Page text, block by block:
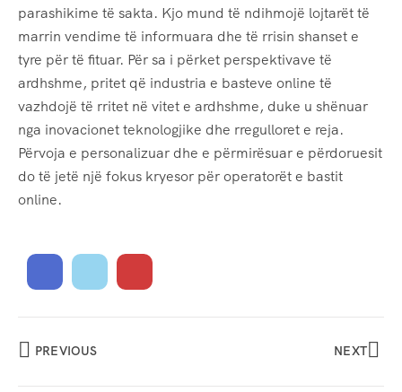
parashikime të sakta. Kjo mund të ndihmojë lojtarët të
marrin vendime të informuara dhe të rrisin shanset e
tyre për të fituar. Për sa i përket perspektivave të
ardhshme, pritet që industria e basteve online të
vazhdojë të rritet në vitet e ardhshme, duke u shënuar
nga inovacionet teknologjike dhe rregulloret e reja.
Përvoja e personalizuar dhe e përmirësuar e përdoruesit
do të jetë një fokus kryesor për operatorët e bastit
online.
PREVIOUS NEXT